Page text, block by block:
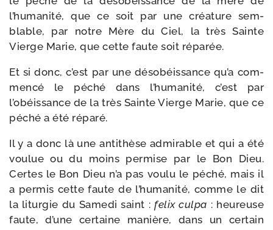
l’humanité, que ce soit par une créa­ture sem­
blable, par notre Mère du Ciel, la très Sainte
Vierge Marie, que cette faute soit réparée.
Et si donc, c’est par une déso­béis­sance qu’a com­
men­cé le péché dans l’humanité, c’est par
l’obéissance de la très Sainte Vierge Marie, que ce
péché a été réparé.
Il y a donc là une anti­thèse admi­rable et qui a été
vou­lue ou du moins per­mise par le Bon Dieu.
Certes le Bon Dieu n’a pas vou­lu le péché, mais il
a per­mis cette faute de l’humanité, comme le dit
la litur­gie du Samedi saint : felix culpa : heu­reuse
faute, d’une cer­taine manière, dans un cer­tain